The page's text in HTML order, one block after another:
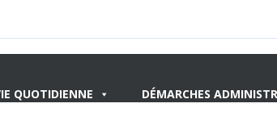
QUOTIDIENNE DÉMARCHES